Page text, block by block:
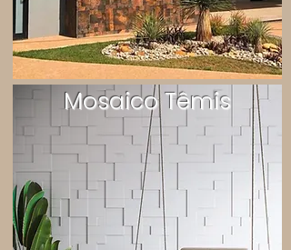
Mosaico Têmis